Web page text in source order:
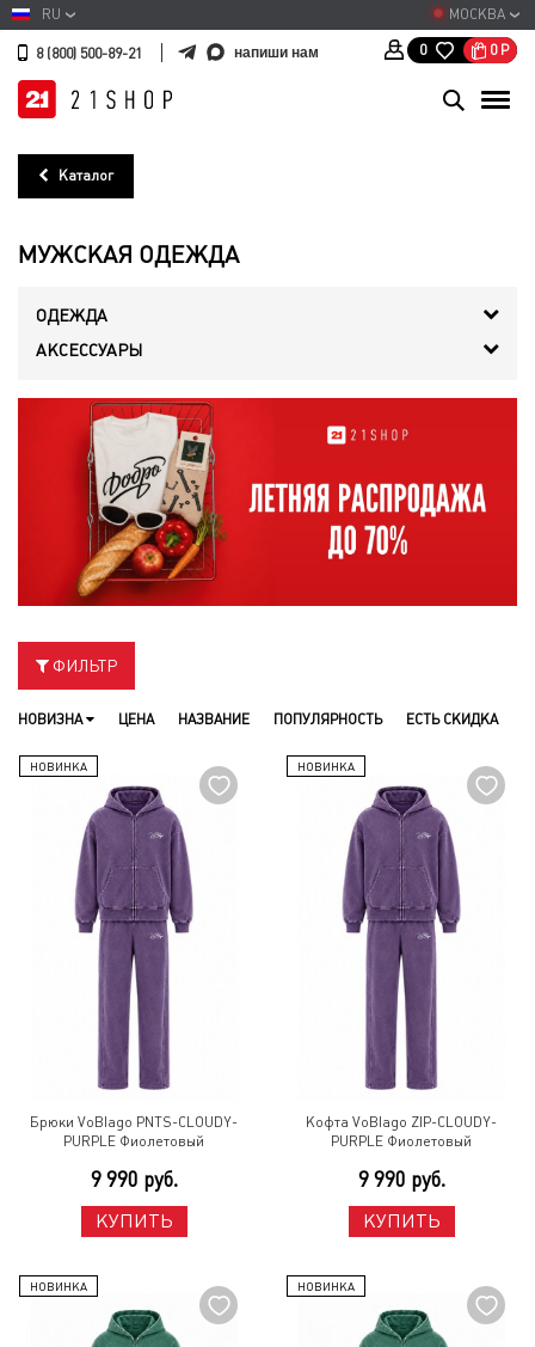
МОСКВА
RU
8 (800) 500-89-21 напиши нам 0 0 Р
Каталог
МУЖСКАЯ ОДЕЖДА
ОДЕЖДА
АКСЕССУАРЫ
ФИЛЬТР
НОВИЗНА ЦЕНА НАЗВАНИЕ ПОПУЛЯРНОСТЬ ЕСТЬ СКИДКА
НОВИНКА
Брюки VoBlago PNTS-CLOUDY-
PURPLE Фиолетовый
9 990 руб.
КУПИТЬ
НОВИНКА
Кофта VoBlago ZIP-CLOUDY-
PURPLE Фиолетовый
9 990 руб.
КУПИТЬ
НОВИНКА НОВИНКА